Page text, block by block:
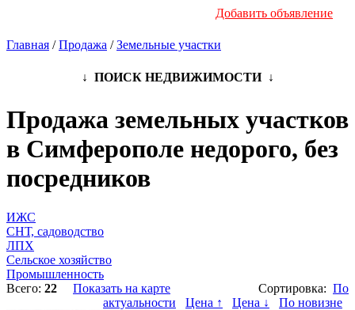
Добавить объявление
Главная /Продажа /Земельные участки
↓ ПОИСК НЕДВИЖИМОСТИ ↓
Продажа земельных участков
в Симферополе недорого, без
посредников
ИЖС
СНТ, садоводство
ЛПХ
Сельское хозяйство
Промышленность
Всего: 22 Показать на карте Сортировка: По
актуальности
Цена ↑ Цена ↓ По новизне